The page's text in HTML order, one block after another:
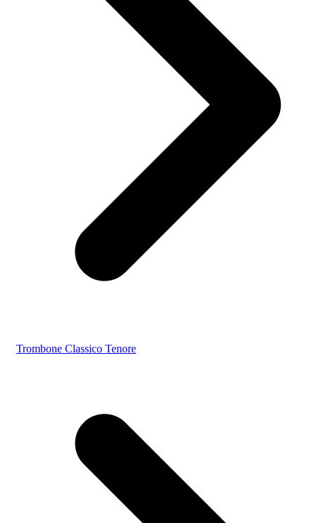
Trombone Classico Tenore